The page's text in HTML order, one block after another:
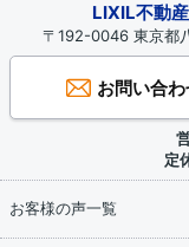
LIXIL不動
〒192-0046 東京都
お問い合
定
お客様の声一覧